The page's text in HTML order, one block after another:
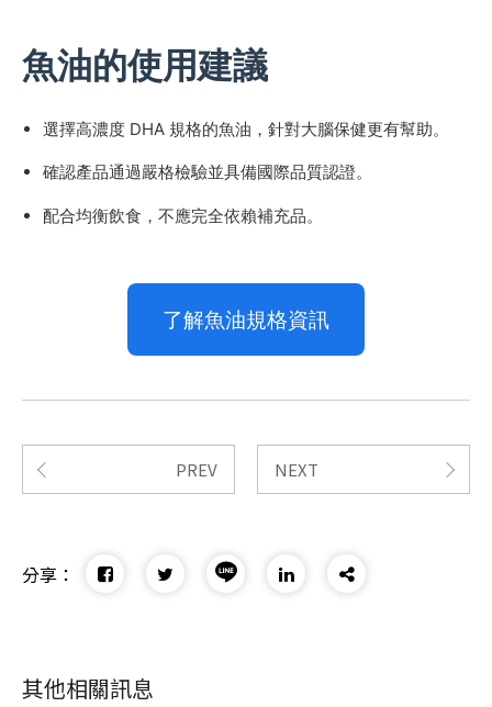
魚油的使用建議
選擇高濃度 DHA 規格的魚油，針對大腦保健更有幫助。
確認產品通過嚴格檢驗並具備國際品質認證。
配合均衡飲食，不應完全依賴補充品。
了解魚油規格資訊
PREV NEXT
分享：
其他相關訊息